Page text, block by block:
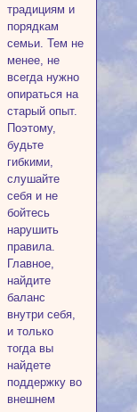
традициям и
порядкам
семьи. Тем не
менее, не
всегда нужно
опираться на
старый опыт.
Поэтому,
будьте
гибкими,
слушайте
себя и не
бойтесь
нарушить
правила.
Главное,
найдите
баланс
внутри себя,
и только
тогда вы
найдете
поддержку во
внешнем